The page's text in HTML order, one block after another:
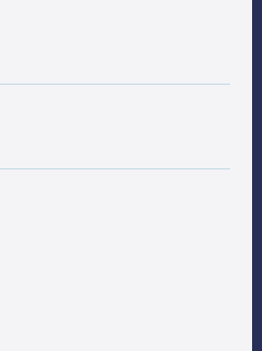
to get access
suggestions and